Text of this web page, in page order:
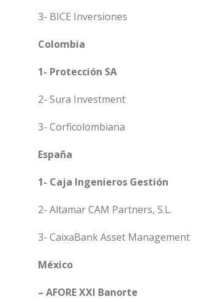
3- BICE Inversiones
Colombia
1- Protección SA
2- Sura Investment
3- Corficolombiana
España
1- Caja Ingenieros Gestión
2- Altamar CAM Partners, S.L.
3- CaixaBank Asset Management
México
– AFORE XXI Banorte